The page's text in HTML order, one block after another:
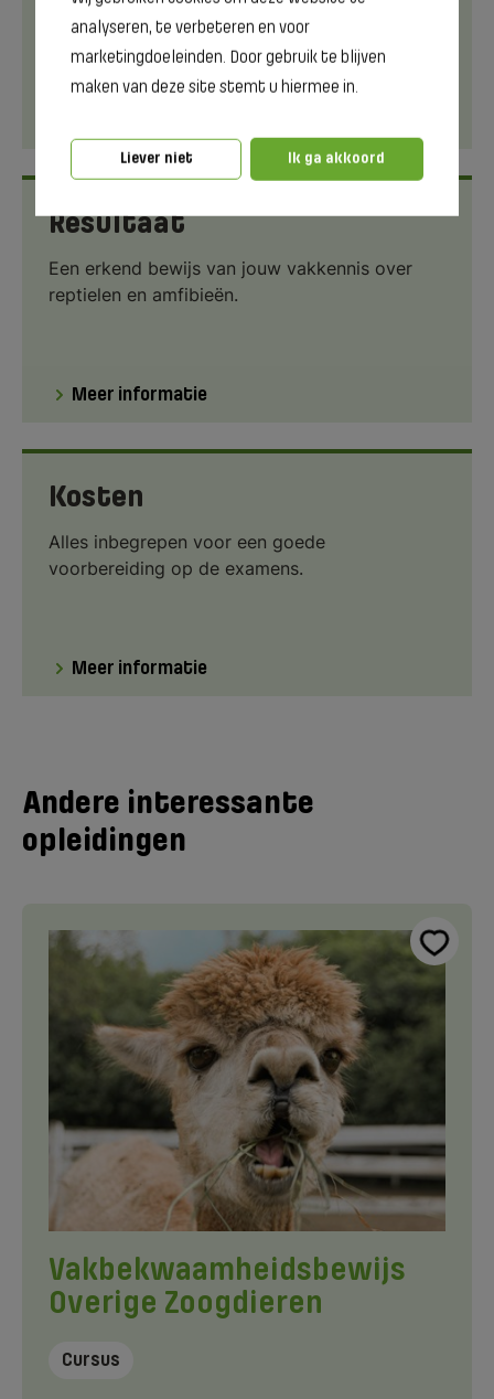
analyseren, te verbeteren en voor
marketingdoeleinden. Door gebruik te blijven
maken van deze site stemt u hiermee in.
Liever niet Ik ga akkoord
houden van reptielen en amfibieën.
Resultaat
Een erkend bewijs van jouw vakkennis over
reptielen en amfibieën.
Meer informatie
Kosten
Alles inbegrepen voor een goede
voorbereiding op de examens.
Meer informatie
Andere interessante
opleidingen
Vakbekwaamheidsbewijs
Overige Zoogdieren
Cursus